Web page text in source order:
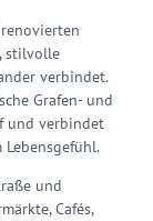
stilvolle
verbindet.
Grafen- und
und verbindet
und
Cafés,